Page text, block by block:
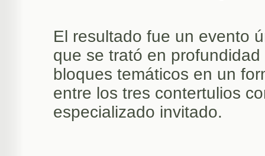
El resultado fue un evento
que se trató en
bloques temáticos en un
entre los tres contertulios
especializado invitado.